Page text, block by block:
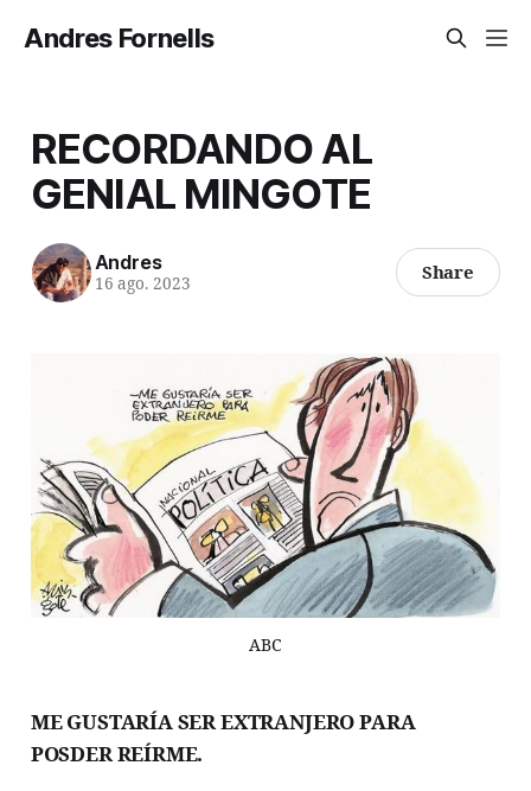
Andres Fornells
RECORDANDO AL
GENIAL MINGOTE
Andres
16 ago. 2023 Share
ABC
ME GUSTARÍA SER EXTRANJERO PARA
POSDER REÍRME.